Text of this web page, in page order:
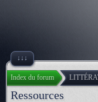
↓↓↓
Index du forum
Ressources